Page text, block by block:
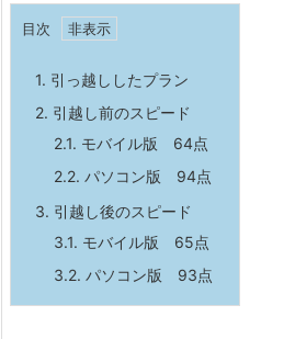
目次
1. 引っ越ししたプラン
2. 引越し前のスピード
2.1. モバイル版 64点
2.2. パソコン版 94点
3. 引越し後のスピード
3.1. モバイル版 65点
3.2. パソコン版 93点